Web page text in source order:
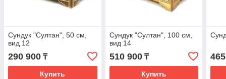
Сундук "Султан", 50 см,
вид 12
290 900 ₸
Купить
Сундук "Султан", 100 см,
вид 14
510 900₸
Купить